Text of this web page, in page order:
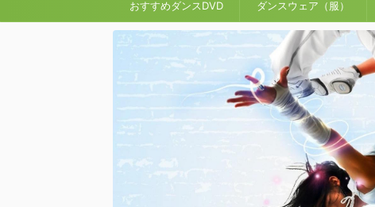
おすすめダンスDVD ダンスウェア（服）